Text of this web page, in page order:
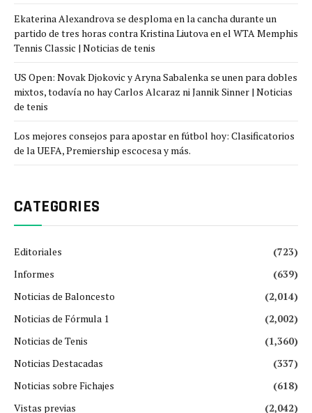
Ekaterina Alexandrova se desploma en la cancha durante un
partido de tres horas contra Kristina Liutova en el WTA Memphis
Tennis Classic | Noticias de tenis
US Open: Novak Djokovic y Aryna Sabalenka se unen para dobles
mixtos, todavía no hay Carlos Alcaraz ni Jannik Sinner | Noticias
de tenis
Los mejores consejos para apostar en fútbol hoy: Clasificatorios
de la UEFA, Premiership escocesa y más.
CATEGORIES
Editoriales
(723)
Informes
(639)
Noticias de Baloncesto
(2,014)
Noticias de Fórmula 1
(2,002)
Noticias de Tenis
(1,360)
Noticias Destacadas
(337)
Noticias sobre Fichajes
(618)
Vistas previas
(2,042)